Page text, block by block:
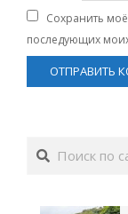
Сохранить
последующих
Поиск